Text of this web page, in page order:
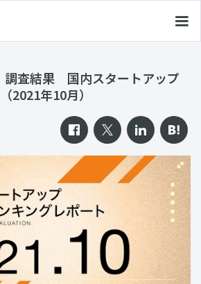
調査結果 国内スタートアップ
2021年10月）